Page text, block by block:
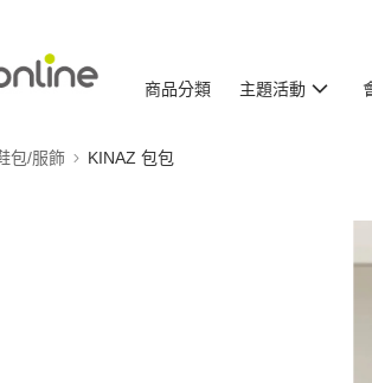
商品分類 主題活動
包/服飾 KINAZ 包包